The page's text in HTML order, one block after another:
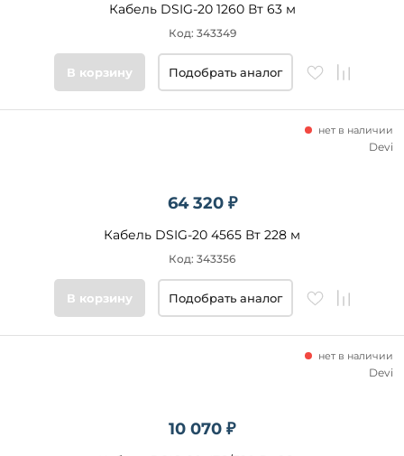
Кабель DSIG-20 1260 Вт 63 м
Код: 343349
В корзину Подобрать аналог
64 320 ₽
Кабель DSIG-20 4565 Вт 228 м
нет в наличии
Код: 343356
Devi
В корзину Подобрать аналог
10 070 ₽
нет в наличии
Devi